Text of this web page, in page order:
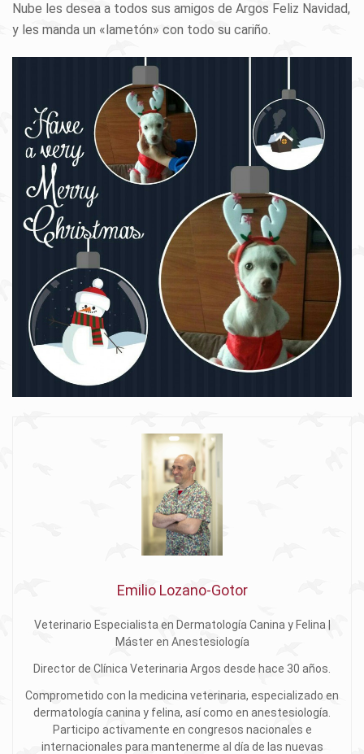
Nube les desea a todos sus amigos de Argos Feliz Navidad,
y les manda un «lametón» con todo su cariño.
Emilio Lozano-Gotor
Veterinario Especialista en Dermatología Canina y Felina |
Máster en Anestesiología
Director de Clínica Veterinaria Argos desde hace 30 años.
Comprometido con la medicina veterinaria, especializado en
dermatología canina y felina, así como en anestesiología.
Participo activamente en congresos nacionales e
internacionales para mantenerme al día de las nuevas